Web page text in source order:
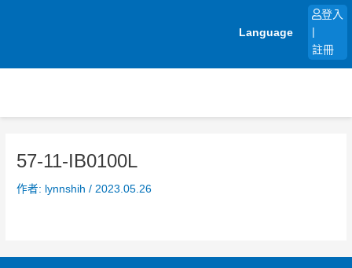
Language
登入
註冊
57-11-IB0100L
作者: lynnshih/ 2023.05.26